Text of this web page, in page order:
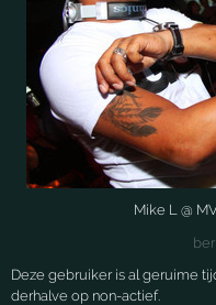
Mike L @
Deze gebruiker is al geruime
derhalve op non-actief.